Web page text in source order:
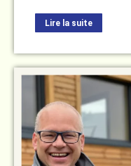
Lire la suite